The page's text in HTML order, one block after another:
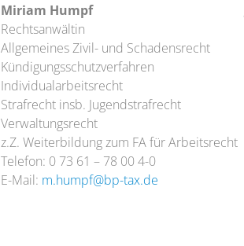
Miriam Humpf
Rechtsanwältin
Allgemeines Zivil- und Schadensrecht
Kündigungsschutzverfahren
Individualarbeitsrecht
Strafrecht insb. Jugendstrafrecht
Verwaltungsrecht
z.Z. Weiterbildung zum FA für Arbeitsrecht
Telefon: 0 73 61 – 78 00 4-0
E-Mail: m.humpf@bp-tax.de